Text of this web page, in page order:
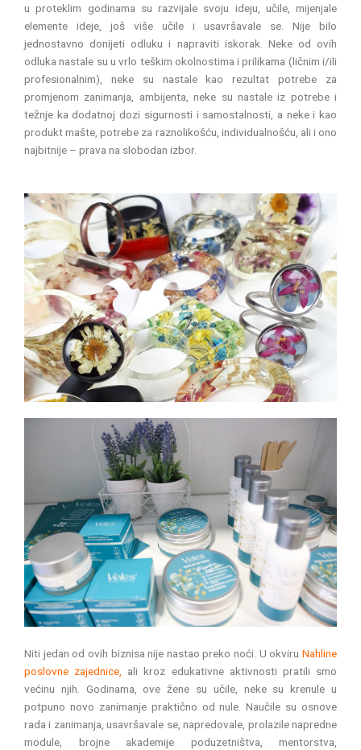
u proteklim godinama su razvijale svoju ideju, učile, mijenjale
elemente ideje, još više učile i usavršavale se. Nije bilo
jednostavno donijeti odluku i napraviti iskorak. Neke od ovih
odluka nastale su u vrlo teškim okolnostima i prilikama (ličnim i/ili
profesionalnim), neke su nastale kao rezultat potrebe za
promjenom zanimanja, ambijenta, neke su nastale iz potrebe i
težnje ka dodatnoj dozi sigurnosti i samostalnosti, a neke i kao
produkt mašte, potrebe za raznolikošću, individualnošću, ali i ono
najbitnije – prava na slobodan izbor.
Niti jedan od ovih biznisa nije nastao preko noći. U okviru Nahline
poslovne zajednice, ali kroz edukativne aktivnosti pratili smo
većinu njih. Godinama, ove žene su učile, neke su krenule u
potpuno novo zanimanje praktično od nule. Naučile su osnove
rada i zanimanja, usavršavale se, napredovale, prolazile napredne
module, brojne akademije poduzetništva, mentorstva,